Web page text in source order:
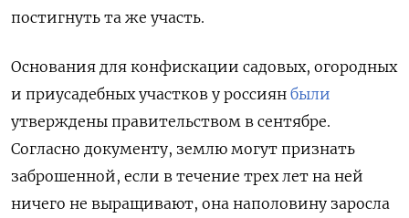
постигнуть та же участь.
Основания для конфискации садовых, огородных
и приусадебных участков у россиян были
утверждены правительством в сентябре.
Согласно документу, землю могут признать
заброшенной, если в течение трех лет на ней
ничего не выращивают, она наполовину заросла